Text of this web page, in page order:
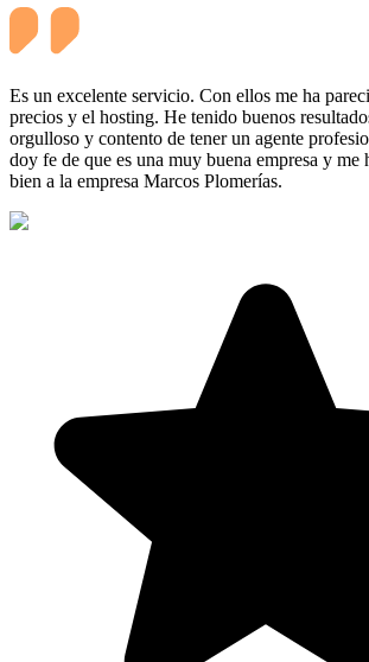
Es un excelente servicio. Con ellos me ha
precios y el hosting. He tenido buenos
orgulloso y contento de tener un agente
doy fe de que es una muy buena empresa y me
bien a la empresa Marcos Plomerías.